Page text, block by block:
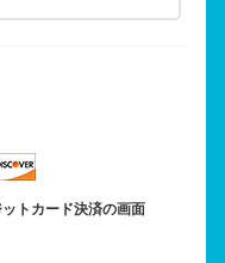
トカード決済の画面